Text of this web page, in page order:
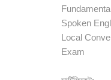
Spoken
Local
Exam